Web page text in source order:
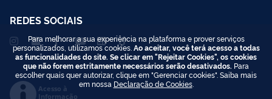
REDES SOCIAIS
Acesso à
Informação
Para melhorar a sua experiência na plataforma e prover serviços
personalizados, utilizamos cookies. Ao aceitar, você terá acesso a todas
as funcionalidades do site. Se clicar em "Rejeitar Cookies", os cookies
que não forem estritamente necessários serão desativados. Para
escolher quais quer autorizar, clique em "Gerenciar cookies". Saiba mais
em nossa Declaração de Cookies.